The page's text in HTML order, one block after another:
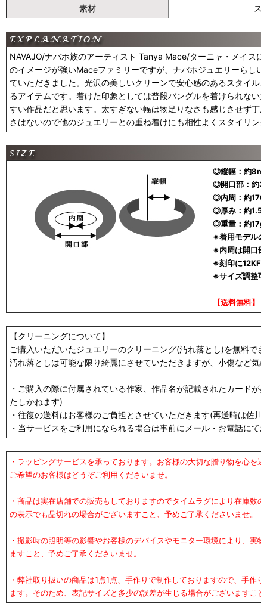
素材
ス
NAVAJO/ナバホ族のアーティスト Tanya Mace/ターニャ・メイス
のイメージが強いMaceファミリーですが、ナバホジュエリーらし
ていただきました。光沢の美しいクリーンで安心感のあるスタイル
るアイテムです。着けた印象としては普段バングルを着けられない
すい作品だと思います。太すぎない幅は物足りなさも感じさせず丁
さはないので他のジュエリーとの重ね着けにも相性よくスタイリン
◎縦幅：約
◎開口部：約
◎内周：約
◎厚み：約
◎重量：約17g
※着用モデル
※内周は開口
※刻印に
※サイズ調整
【送料無料】
【クリーニングについて】
ご購入いただいたジュエリーのクリーニング(汚れ落とし)を無料で
汚れ落としは可能な限り綺麗にさせていただきますが、小傷など気
・ご購入の際に付属されている作家、作品名が記載されたカードが
たしかねます)
・往復の送料はお客様のご負担とさせていただきます(再送時は佐川
・当サービスをご利用になられる場合は事前にメール・お電話にて
・ラッピングサービスを承っております。お客様の大切な贈り物を心を
ご希望のお客様はどうぞご利用くださいませ。
・商品は実在店舗での販売もしておりますのでタイムラグにより在庫数
の表示でも品切れの場合がございますこと、予めご了承くださいませ。
・撮影時の照明等の影響やお客様のデバイスやモニター環境により、実
ますこと、予めご了承くださいませ。
・弊社取り扱いの商品は1点1点、手作りで制作しておりますので、手作
ます。そのため、表記サイズと多少の誤差が生じる場合がございますこ